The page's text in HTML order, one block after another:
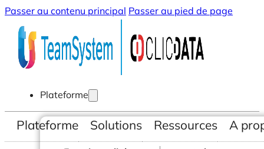
Passer au contenu principal Passer au pied de page
Plateforme
Plateforme Solutions Ressources A